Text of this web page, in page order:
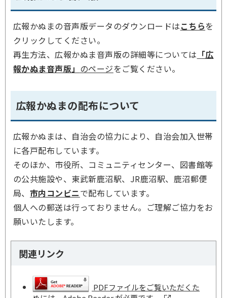
広報かぬまの音声版データのダウンロードはこちらを
クリックしてください。
再生方法、広報かぬま音声版の詳細等については 「広
報かぬま音声版」 のページをご覧ください。
広報かぬまの配布について
広報かぬまは、自治会の協力により、自治会加入世帯
に各戸配布しています。
そのほか、市役所、コミュニティセンター、図書館等
の公共施設や、東武新鹿沼駅、JR鹿沼駅、鹿沼郵便
局、 市内コンビニで配布しています。
個人への郵送は行っておりません。ご理解ご協力をお
願いいたします。
関連リンク
PDFファイルをご覧いただくた